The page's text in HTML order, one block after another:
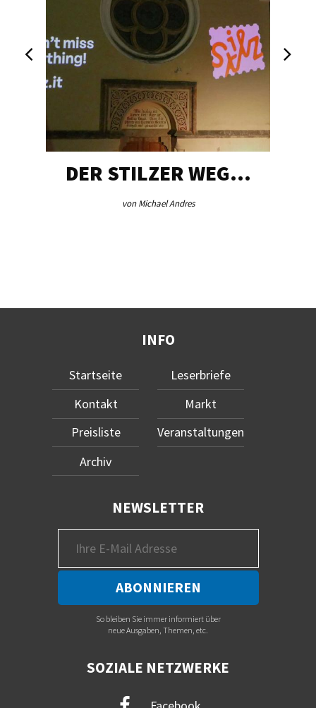
DER STILZER WEG…
von Michael Andres
INFO
Startseite
Kontakt
Preisliste
Archiv
Leserbriefe
Markt
Veranstaltungen
NEWSLETTER
So bleiben Sie immer informiert über
neue Ausgaben, Themen, etc.
SOZIALE NETZWERKE